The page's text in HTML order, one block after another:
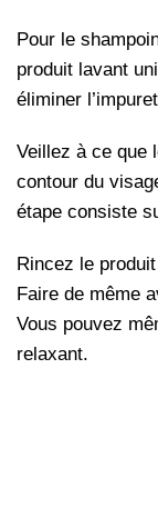
Pour le
produit lavant
éliminer
Veillez à ce que
contour du
étape consiste
Rincez le
Faire de même
Vous pouvez
relaxant.